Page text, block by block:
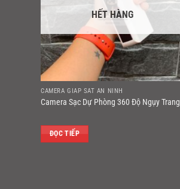
HẾT HÀNG
CAMERA GIÁP SÁT AN NINH
Camera Sạc Dự Phòng 360 Độ Ngụy Trang
ĐỌC TIẾP